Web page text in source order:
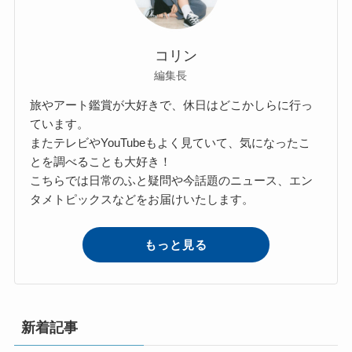
コリン
編集長
旅やアート鑑賞が大好きで、休日はどこかしらに行っ
ています。
またテレビやYouTubeもよく見ていて、気になったこ
とを調べることも大好き！
こちらでは日常のふと疑問や今話題のニュース、エン
タメトピックスなどをお届けいたします。
もっと見る
新着記事